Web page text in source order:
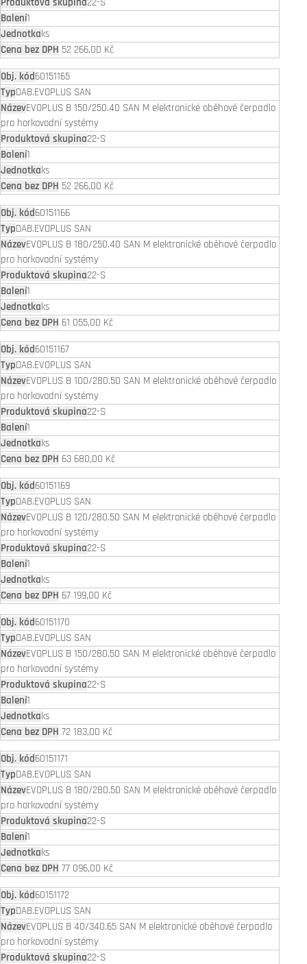
22-S
1
ks
52 266,00 Kč
60151165
DAB.EVOPLUS SAN
EVOPLUS B 150/250.40 SAN M elektronické oběhové čerpadlo
pro horkovodní systémy
22-S
1
ks
52 266,00 Kč
60151166
DAB.EVOPLUS SAN
EVOPLUS B 180/250.40 SAN M elektronické oběhové čerpadlo
pro horkovodní systémy
22-S
1
ks
61 055,00 Kč
60151167
DAB.EVOPLUS SAN
EVOPLUS B 100/280.50 SAN M elektronické oběhové čerpadlo
pro horkovodní systémy
22-S
1
ks
63 680,00 Kč
60151169
DAB.EVOPLUS SAN
EVOPLUS B 120/280.50 SAN M elektronické oběhové čerpadlo
pro horkovodní systémy
22-S
1
ks
67 199,00 Kč
60151170
DAB.EVOPLUS SAN
EVOPLUS B 150/280.50 SAN M elektronické oběhové čerpadlo
pro horkovodní systémy
22-S
1
ks
72 183,00 Kč
60151171
DAB.EVOPLUS SAN
EVOPLUS B 180/280.50 SAN M elektronické oběhové čerpadlo
pro horkovodní systémy
22-S
1
ks
77 096,00 Kč
60151172
DAB.EVOPLUS SAN
EVOPLUS B 40/340.65 SAN M elektronické oběhové čerpadlo
pro horkovodní systémy
22-S